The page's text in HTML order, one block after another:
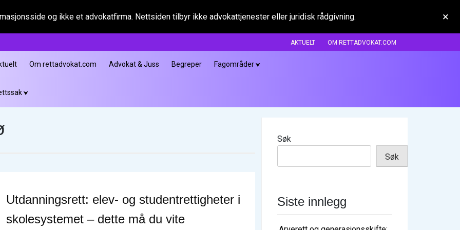
og ikke et advokatfirma. Nettsiden tilbyr ikke advokattjenester eller juridisk rådgivning. ×
AKTUELT OM RETTADVOKAT.COM
Om rettadvokat.com Advokat & Juss Begreper Fagområder
Utdanningsrett: elev- og studentrettigheter i
skolesystemet – dette må du vite
Søk
Søk
Siste innlegg